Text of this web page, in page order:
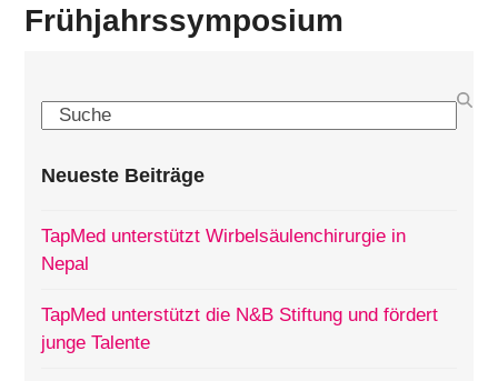
Frühjahrssymposium
Search
Neueste Beiträge
TapMed unterstützt Wirbelsäulenchirurgie in
Nepal
TapMed unterstützt die N&B Stiftung und fördert
junge Talente